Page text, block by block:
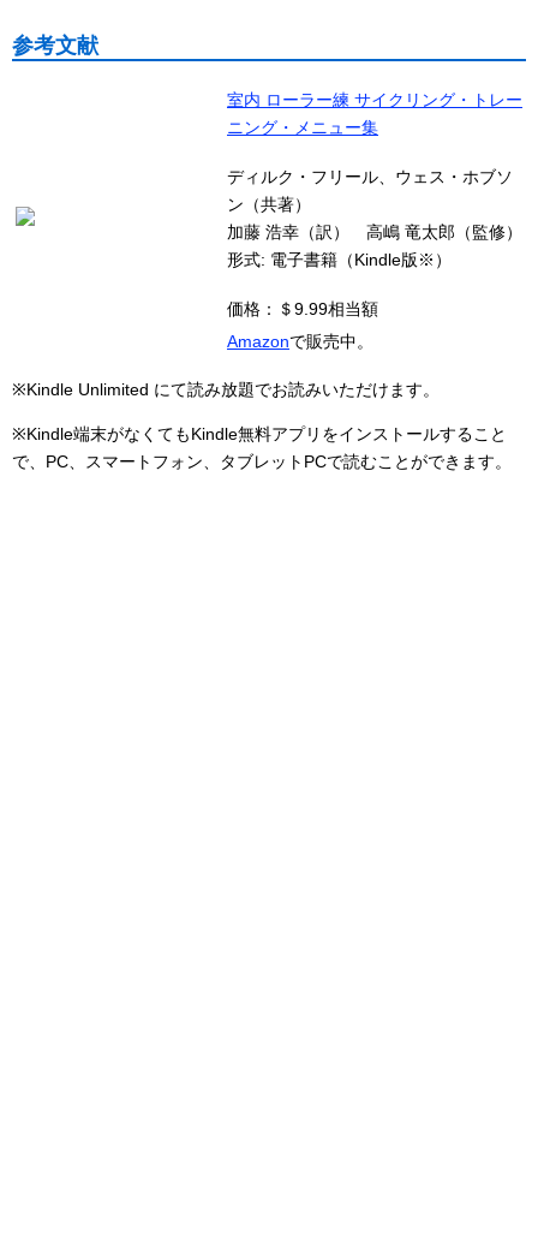
参考文献
室内 ローラー練 サイクリング・トレー
ニング・メニュー集
ディルク・フリール、ウェス・ホブソ
ン（共著）
加藤 浩幸（訳） 高嶋 竜太郎（監修）
形式: 電子書籍（Kindle版※）
価格： ＄9.99相当額
Amazonで販売中。
※Kindle Unlimited にて読み放題でお読みいただけます。
※Kindle端末がなくてもKindle無料アプリをインストールすること
で、PC、スマートフォン、タブレットPCで読むことができます。